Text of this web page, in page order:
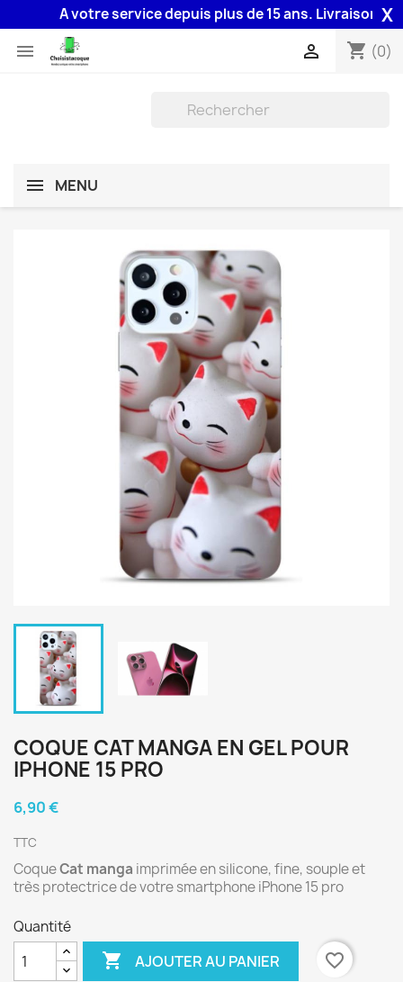
A votre service depuis plus de 15 ans. Livraison 48HX
 shopping_cart (0)

MENU
COQUE CAT MANGA EN GEL POUR
IPHONE 15 PRO
6,90 €
TTC
CoqueCat manga imprimée en silicone, fine, souple et
très protectrice de votre smartphone iPhone 15 pro
Quantité
 AJOUTER AU PANIER favorite_border